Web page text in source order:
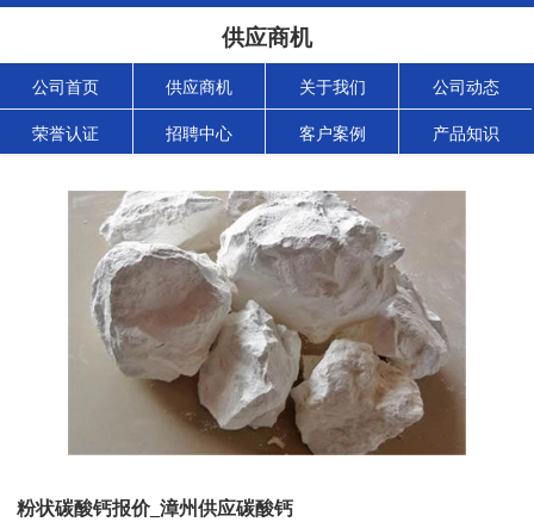
供应商机
公司首页 供应商机 关于我们 公司动态
荣誉认证 招聘中心 客户案例 产品知识
粉状碳酸钙报价_漳州供应碳酸钙